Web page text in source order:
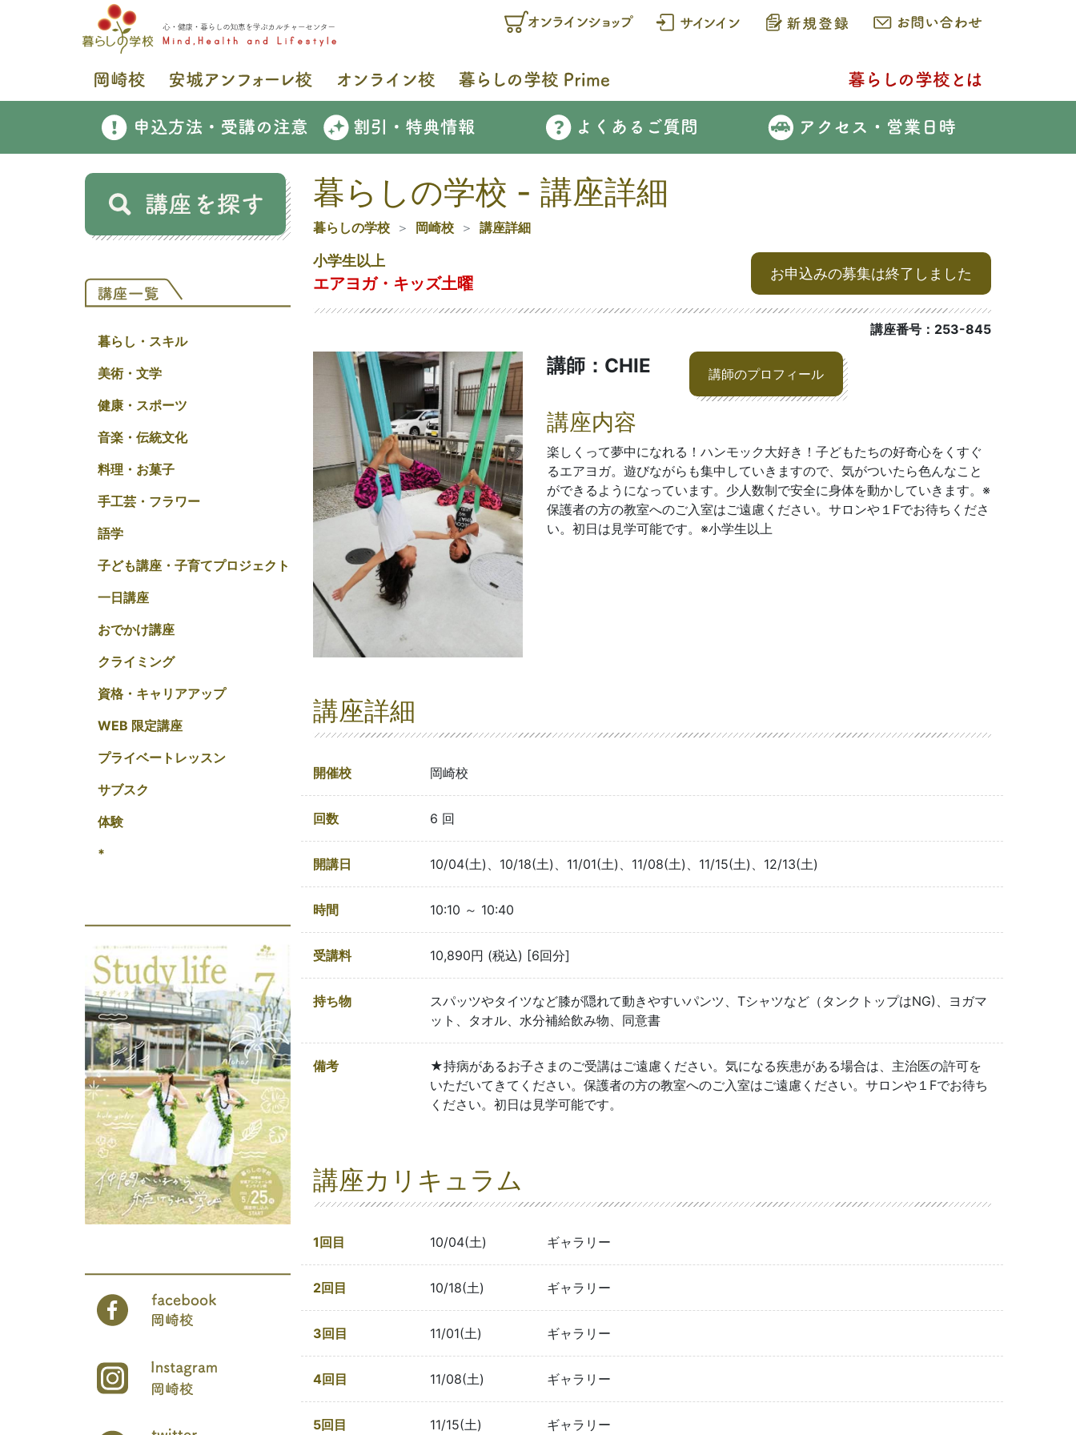
暮らし・スキル
美術・文学
健康・スポーツ
音楽・伝統文化
料理・お菓子
手工芸・フラワー
語学
子ども講座・子育てプロジェクト
一日講座
おでかけ講座
クライミング
資格・キャリアアップ
WEB 限定講座
プライベートレッスン
サブスク
体験
*
暮らしの学校 - 講座詳細
暮らしの学校 岡崎校 講座詳細
小学生以上
エアヨガ・キッズ土曜
お申込みの募集は終了しました
講座番号：253-845
講師：CHIE 講師のプロフィール
講座内容
楽しくって夢中になれる！ハンモック大好き！子どもたちの好奇心をくすぐ
るエアヨガ。遊びながらも集中していきますので、気がついたら色んなこと
ができるようになっています。少人数制で安全に身体を動かしていきます。※
保護者の方の教室へのご入室はご遠慮ください。サロンや１Fでお待ちくださ
い。初日は見学可能です。※小学生以上
講座詳細
開催校 岡崎校
回数 6 回
開講日 10/04(土)、10/18(土)、11/01(土)、11/08(土)、11/15(土)、12/13(土)
時間 10:10 ～ 10:40
受講料 10,890円 (税込) [6回分]
持ち物
スパッツやタイツなど膝が隠れて動きやすいパンツ、Tシャツなど（タンクトップはNG)、ヨガマ
ット、タオル、水分補給飲み物、同意書
備考
★持病があるお子さまのご受講はご遠慮ください。気になる疾患がある場合は、主治医の許可を
いただいてきてください。保護者の方の教室へのご入室はご遠慮ください。サロンや１Fでお待ち
ください。初日は見学可能です。
講座カリキュラム
1回目 10/04(土) ギャラリー
2回目 10/18(土) ギャラリー
3回目 11/01(土) ギャラリー
4回目 11/08(土) ギャラリー
5回目 11/15(土) ギャラリー